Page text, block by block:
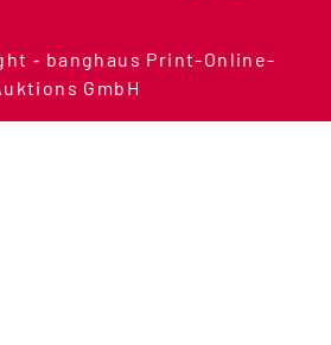
‐ banghaus Print-Online-
GmbH